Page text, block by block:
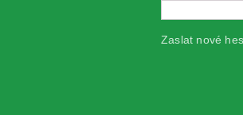
Zaslat nové